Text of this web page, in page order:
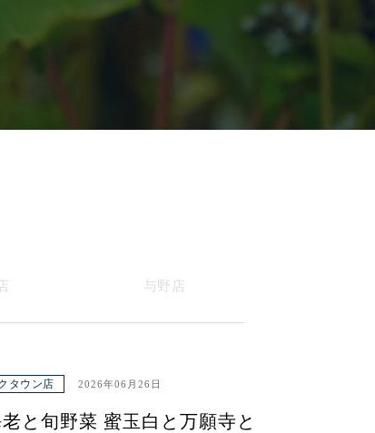
与野店
タウン店 2026年06月26日
と旬野菜 蜜玉白と万願寺と